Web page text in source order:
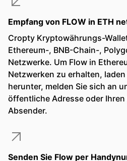
Empfang von FLOW in ETH
Cropty Kryptowährungs-
Ethereum-, BNB-Chain-,
Netzwerke. Um Flow in
Netzwerken zu erhalten,
herunter, melden Sie sich an
öffentliche Adresse oder Ihren
Absender.
Senden Sie Flow per